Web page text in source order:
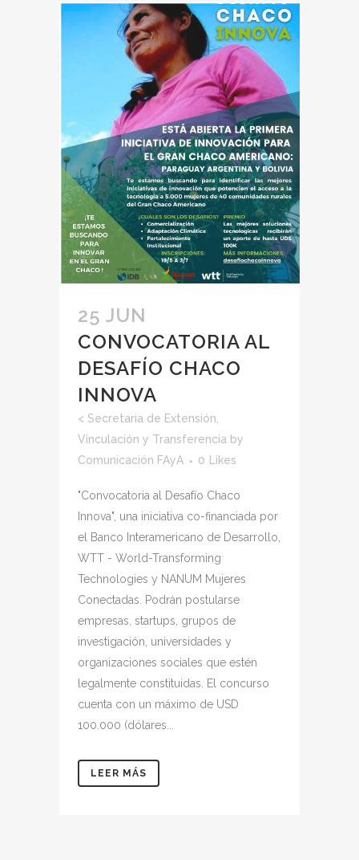
25 JUN
CONVOCATORIA AL
DESAFÍO CHACO
INNOVA
< Secretaria de Extensión,
Vinculación y Transferencia by
Comunicación FAyA
0 Likes
"Convocatoria al Desafío Chaco
Innova", una iniciativa co-financiada por
el Banco Interamericano de Desarrollo,
WTT - World-Transforming
Technologies y NANUM Mujeres
Conectadas. Podrán postularse
empresas, startups, grupos de
investigación, universidades y
organizaciones sociales que estén
legalmente constituidas. El concurso
cuenta con un máximo de USD
100.000 (dólares...
LEER MÁS